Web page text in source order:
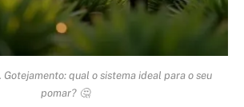
Gotejamento: qual o sistema ideal para o seu
pomar? 🤔